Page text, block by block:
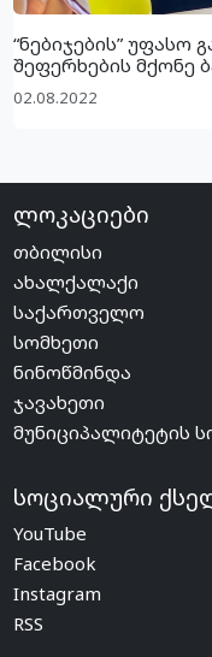
“ნებიჯების” უფასო
შეფერხების მქონე
02.08.2022
ლოკაციები
თბილისი
ახალქალაქი
საქართველო
სომხეთი
ნინოწმინდა
ჯავახეთი
მუნიციპალიტეტის
სოციალური
YouTube
Facebook
Instagram
RSS